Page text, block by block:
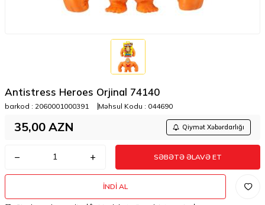
Antistress Heroes Orjinal 74140
barkod : 2060001000391 Məhsul Kodu : 044690
35,00 AZN Qiymət Xəbərdarlığı
SƏBƏTƏ ƏLAVƏ ET
İNDI AL